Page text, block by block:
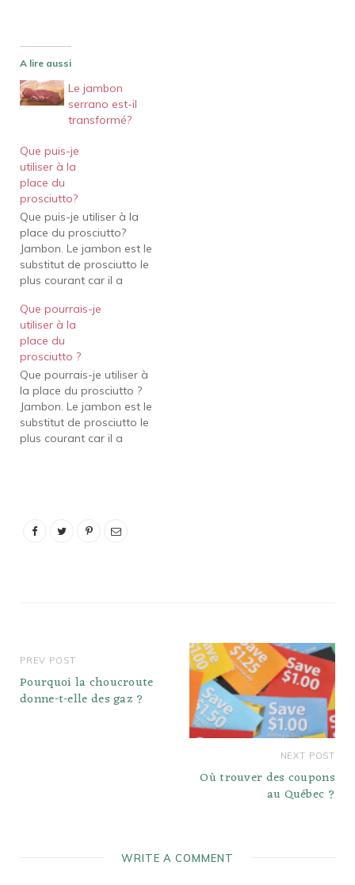
A lire aussi
Le jambon
serrano est-il
transformé?
Que puis-je
utiliser à la
place du
prosciutto?
Que puis-je utiliser à la
place du prosciutto?
Jambon. Le jambon est le
substitut de prosciutto le
plus courant car il a
En italien, jambon signifie
simplement prosciutto,
mais dans le reste du
monde, jambon peut
indiquer différents
produits. Quelle viande
ressemble au prosciutto ?
Viandes…
Que pourrais-je
utiliser à la
place du
prosciutto ?
Que pourrais-je utiliser à
la place du prosciutto ?
Jambon. Le jambon est le
substitut de prosciutto le
plus courant car il a
indiquer différents
PREV POST
Pourquoi la choucroute
donne-t-elle des gaz ?
NEXT POST
Où trouver des coupons
au Québec ?
WRITE A COMMENT